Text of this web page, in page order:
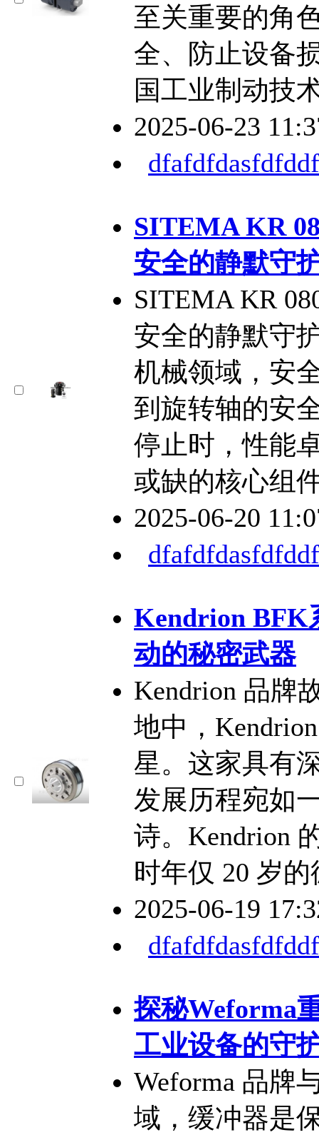
至关重要的角
全、防止设备
国工业制动技
2025-06-23
SITEMA KR
安全的静默守
SITEMA KR
安全的静默守
机械领域，安
到旋转轴的安
停止时，性能
或缺的核心组
2025-06-20
Kendrion BFK
动的秘密武器
Kendrion 品牌
地中，
星。这家具有
发展历程宛如
诗。Kendrion
时年仅 20 岁
2025-06-19
探秘Weforma
工业设备的守
Weforma 品牌
域，缓冲器是